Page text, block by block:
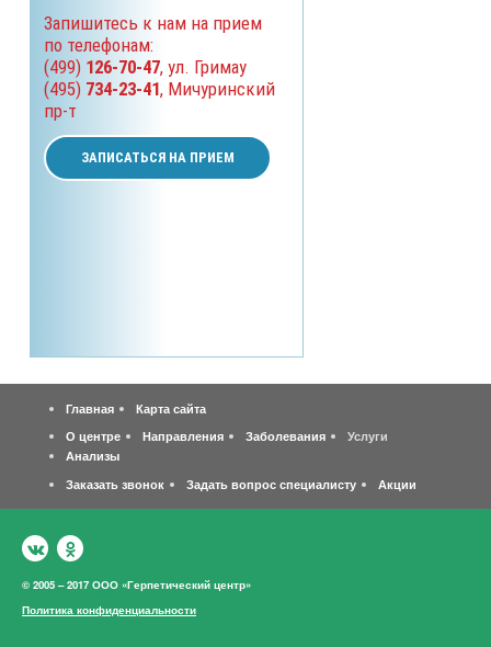
Запишитесь к нам на прием
по телефонам:
(499) 126-70-47, ул. Гримау
(495) 734-23-41, Мичуринский
пр-т
ЗАПИСАТЬСЯ НА ПРИЕМ
Главная
Карта сайта
О центре
Направления Заболевания
Услуги
Анализы
Заказать звонок
Задать вопрос специалисту Акции
© 2005 – 2017 ООО «Герпетический центр»
Политика конфиденциальности